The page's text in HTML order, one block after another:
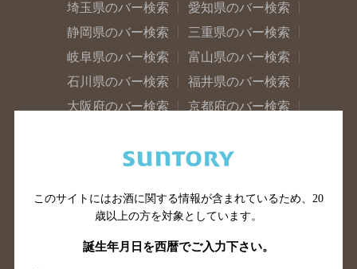
埼玉県のバー検索
愛知県のバー検索
静岡県のバー検索
三重県のバー検索
岐阜県のバー検索
富山県のバー検索
石川県のバー検索
福井県のバー検索
大阪府のバー検索
京都府のバー検索
滋賀県のバー検索
和歌山県のバー検索
山口県のバー検索
鳥取県のバー検索
香川県のバー検索
愛媛県のバー検索
このサイトにはお酒に関する情報が含まれているため、 20
歳以上の方を対象としています。
誕生年月日を西暦でご入力下さい。